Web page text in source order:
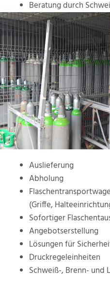
Beratung durch
Auslieferung
Abholung
(Griffe,
Sofortiger
Angebotserstellung
Lösungen für
Druckregeleinheiten
Schweiß-, Brenn-